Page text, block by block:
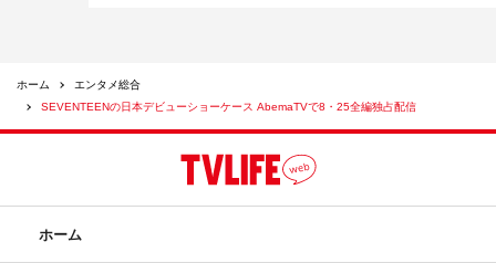
ホーム
エンタメ総合
SEVENTEENの日本デビューショーケース AbemaTVで8・25全編独占配信
ホーム